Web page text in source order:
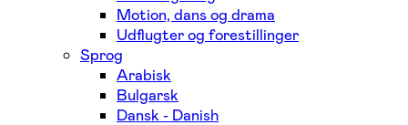
Motion, dans og drama
Udflugter og forestillinger
Sprog
Arabisk
Bulgarsk
Dansk - Danish